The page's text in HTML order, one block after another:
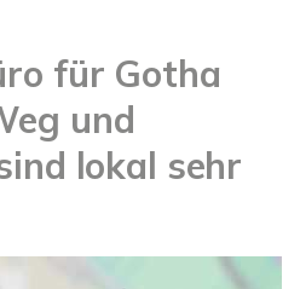
für Gotha
und
lokal sehr